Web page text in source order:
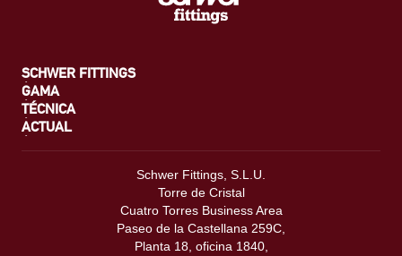
SCHWER FITTINGS
GAMA
TÉCNICA
ACTUAL
Schwer Fittings, S.L.U.
Torre de Cristal
Cuatro Torres Business Area
Paseo de la Castellana 259C,
Planta 18, oficina 1840,